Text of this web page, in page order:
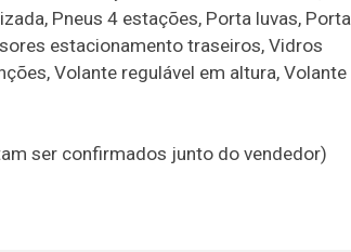
Pneus 4 estações, Porta luvas, Porta
estacionamento traseiros, Vidros
Volante regulável em altura, Volante
ser confirmados junto do vendedor)